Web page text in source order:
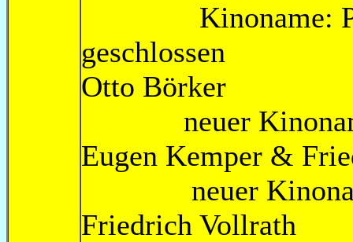
Kinoname:
Otto
neuer
Eugen Kemper &
neuer
Friedrich